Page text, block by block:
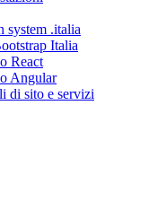
system .italia
Italia
React
Angular
di sito e servizi